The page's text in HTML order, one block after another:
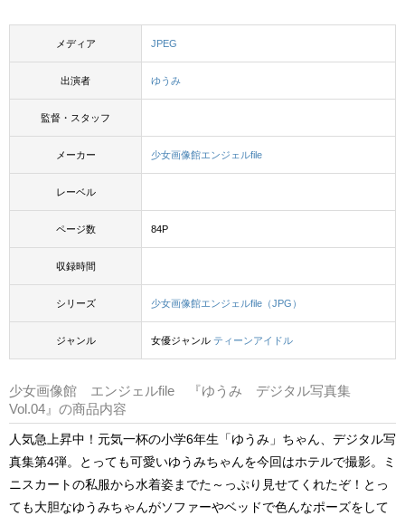
メディア JPEG
出演者 ゆうみ
監督・スタッフ
メーカー 少女画像館エンジェルfile
レーベル
ページ数 84P
収録時間
シリーズ 少女画像館エンジェルfile（JPG）
ジャンル 女優ジャンル ティーンアイドル
少女画像館 エンジェルfile 『ゆうみ デジタル写真集
Vol.04』の商品内容
人気急上昇中！元気一杯の小学6年生「ゆうみ」ちゃん、デジタル写
真集第4弾。とっても可愛いゆうみちゃんを今回はホテルで撮影。ミ
ニスカートの私服から水着姿までた～っぷり見せてくれたぞ！とっ
ても大胆なゆうみちゃんがソファーやベッドで色んなポーズをして